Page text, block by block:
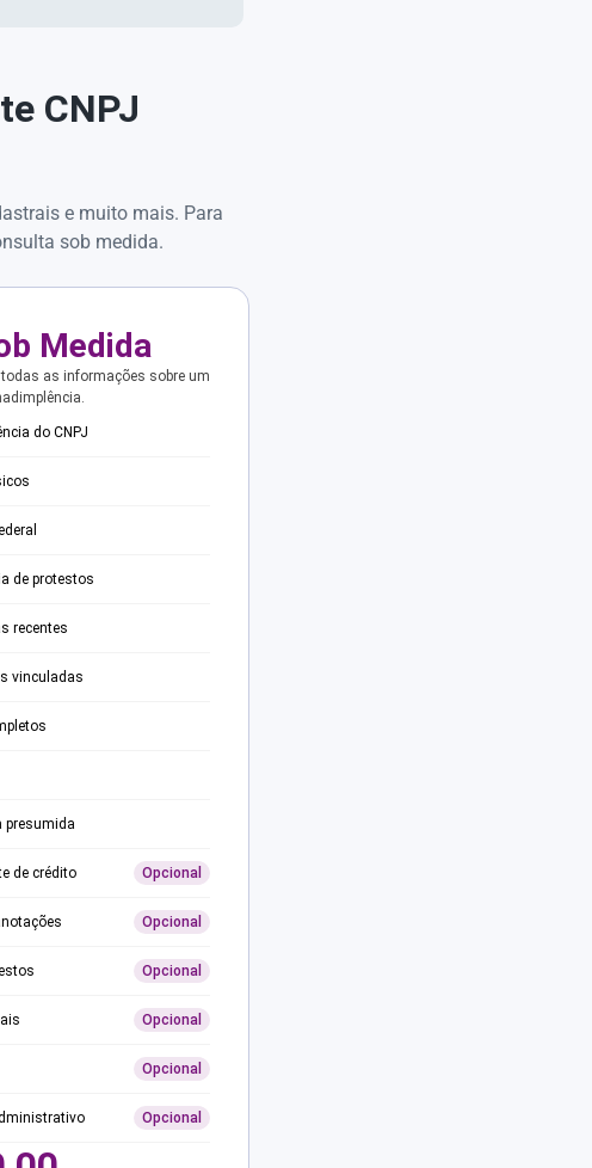
CNPJ
e muito mais. Para
sob medida.
Medida
as informações sobre um
do CNPJ
de protestos
recentes
vinculadas
presumida
de crédito Opcional
Opcional
Opcional
Opcional
Opcional
Opcional